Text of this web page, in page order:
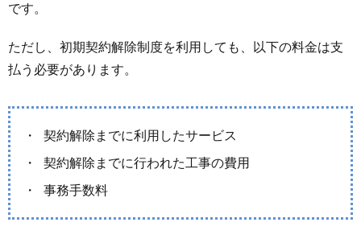
です。
ただし、初期契約解除制度を利用しても、以下の料金は支
払う必要があります。
契約解除までに利用したサービス
契約解除までに行われた工事の費用
事務手数料